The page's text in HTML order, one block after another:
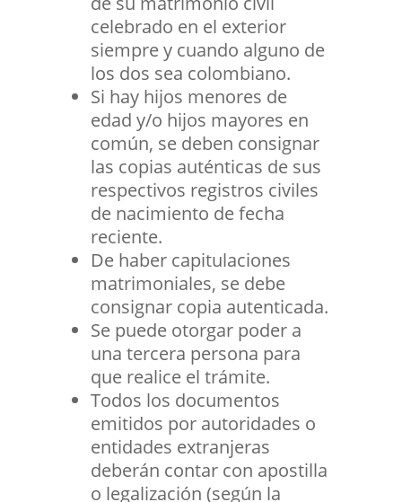
celebrado en el exterior
siempre y cuando alguno de
los dos sea colombiano.
Si hay hijos menores de
edad y/o hijos mayores en
común, se deben consignar
las copias auténticas de sus
respectivos registros civiles
de nacimiento de fecha
reciente.
De haber capitulaciones
matrimoniales, se debe
consignar copia autenticada.
Se puede otorgar poder a
una tercera persona para
que realice el trámite.
Todos los documentos
emitidos por autoridades o
entidades extranjeras
deberán contar con apostilla
o legalización (según la